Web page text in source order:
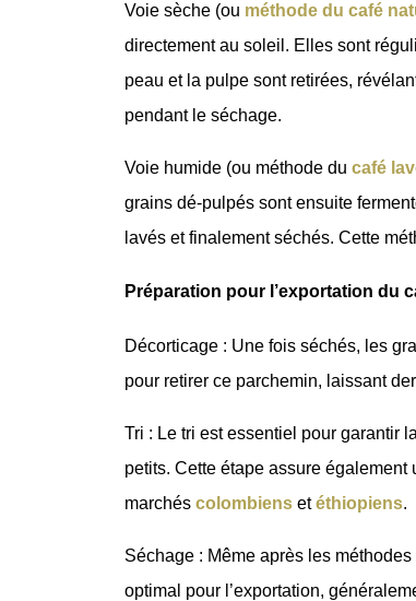
Voie sèche (ou méthode du café
directement au soleil. Elles sont
peau et la pulpe sont retirées,
pendant le séchage.
Voie humide (ou méthode du café
grains dé-pulpés sont ensuite
lavés et finalement séchés. Cette
Préparation pour l’exportation du
Décorticage : Une fois séchés, les
pour retirer ce parchemin, laissant
Tri : Le tri est essentiel pour garantir
petits. Cette étape assure
marchés colombiens etéthiopiens.
Séchage : Même après les
optimal pour l’exportation,